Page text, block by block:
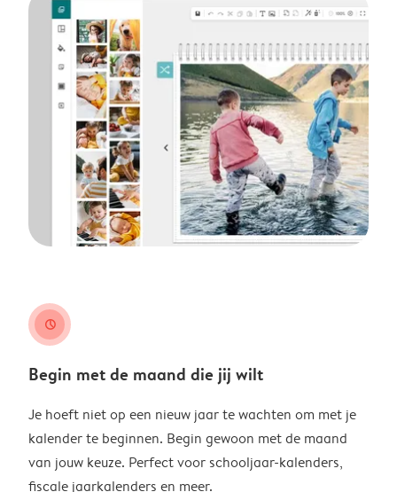
clock
Begin met de maand die jij wilt
Je hoeft niet op een nieuw jaar te wachten om met je
kalender te beginnen. Begin gewoon met de maand
van jouw keuze. Perfect voor schooljaar-kalenders,
fiscale jaarkalenders en meer.